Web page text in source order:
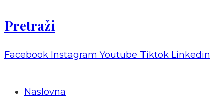
Pretraži
Facebook Instagram Youtube Tiktok Linkedin
Naslovna